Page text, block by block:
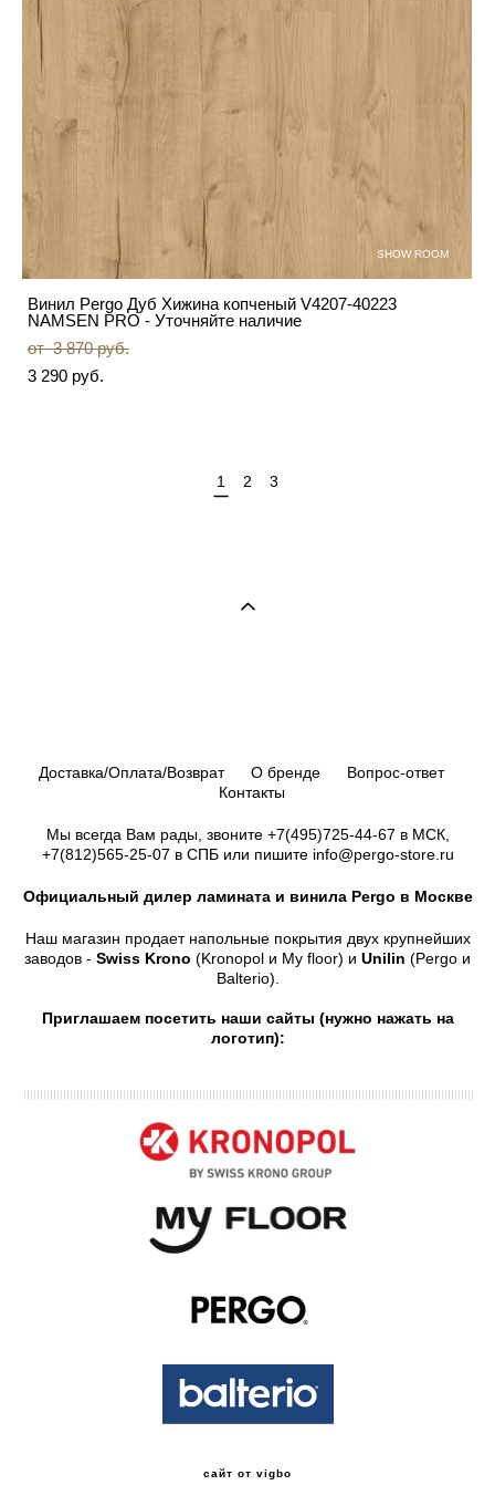
SHOW ROOM
Винил Pergo Дуб Хижина копченый V4207-40223
NAMSEN PRO - Уточняйте наличие
от 3 870 pуб.
3 290 pуб.
1 2 3
Доставка/Оплата/Возврат О бренде
Вопрос-ответ
Контакты
Мы всегда Вам рады, звоните +7(495)725-44-67 в МСК,
+7(812)565-25-07 в СПБ или пишите info@pergo-store.ru
Официальный дилер ламината и винила Pergo в Москве
Наш магазин продает напольные покрытия двух крупнейших
заводов - Swiss Krono (Kronopol и My floor) и Unilin (Pergo и
Balterio).
Приглашаем посетить наши сайты (нужно нажать на
логотип):
сайт от vigbo